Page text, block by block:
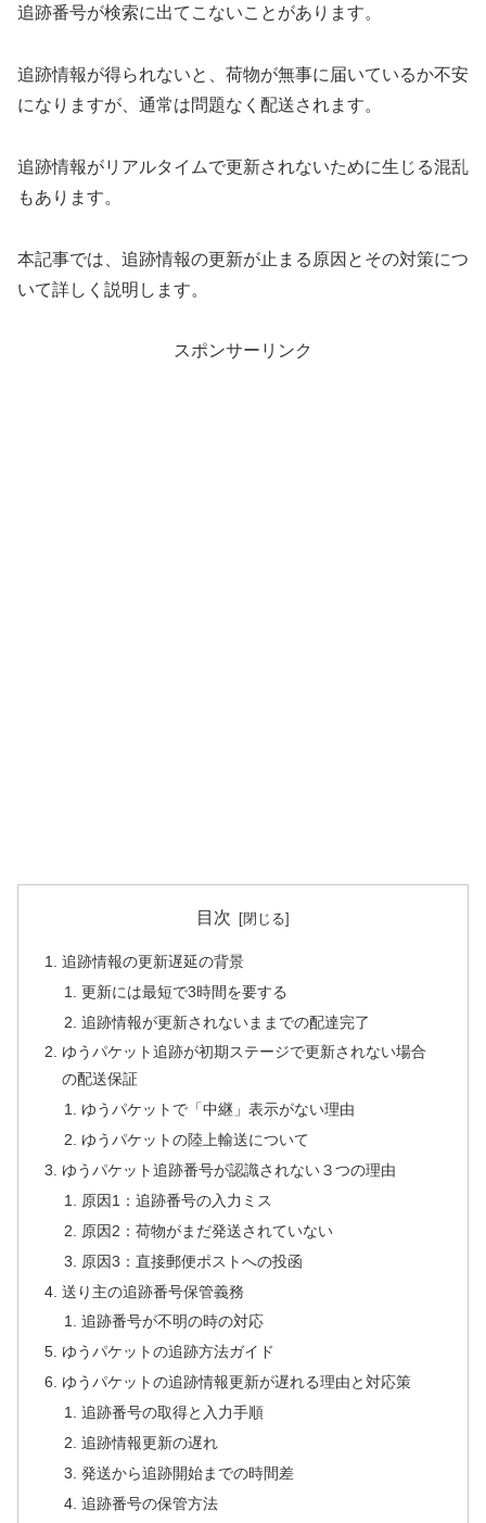
追跡番号が検索に出てこないことがあります。
追跡情報が得られないと、荷物が無事に届いているか不安
になりますが、通常は問題なく配送されます。
追跡情報がリアルタイムで更新されないために生じる混乱
もあります。
本記事では、追跡情報の更新が止まる原因とその対策につ
いて詳しく説明します。
スポンサーリンク
目次
追跡情報の更新遅延の背景
更新には最短で3時間を要する
追跡情報が更新されないままでの配達完了
ゆうパケット追跡が初期ステージで更新されない場合
の配送保証
ゆうパケットで「中継」表示がない理由
ゆうパケットの陸上輸送について
ゆうパケット追跡番号が認識されない３つの理由
原因1：追跡番号の入力ミス
原因2：荷物がまだ発送されていない
原因3：直接郵便ポストへの投函
送り主の追跡番号保管義務
追跡番号が不明の時の対応
ゆうパケットの追跡方法ガイド
ゆうパケットの追跡情報更新が遅れる理由と対応策
追跡番号の取得と入力手順
追跡情報更新の遅れ
発送から追跡開始までの時間差
追跡番号の保管方法